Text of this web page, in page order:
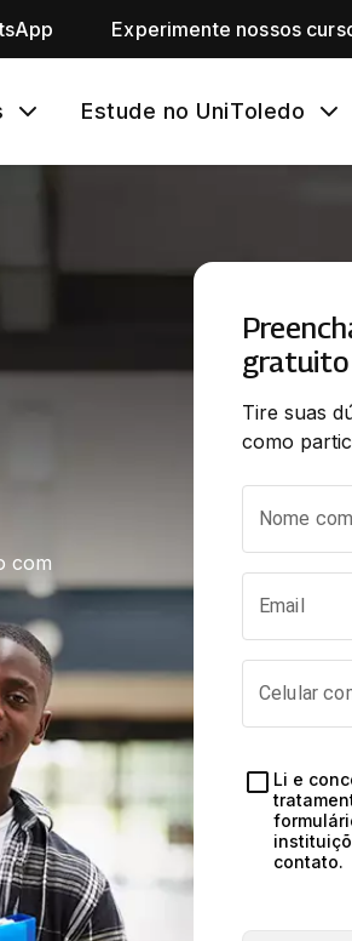
Experimente nossos
Estude no UniToledo
com
gratuito
Tire suas
como
Nome
Email
Celular
Li e
contato.